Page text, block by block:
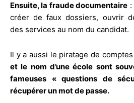
Ensuite, la fraude documentaire
créer de faux dossiers, ouvrir
des services au nom du candidat.
Il y a aussi le piratage de comptes
et le nom d’une école sont
fameuses « questions de
récupérer un mot de passe.